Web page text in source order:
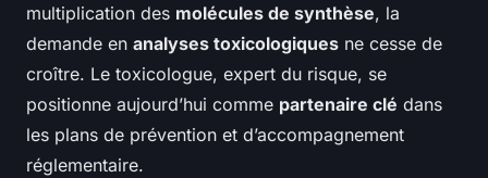
multiplication des molécules de synthèse, la
demande en analyses toxicologiques ne cesse de
croître. Le toxicologue, expert du risque, se
positionne aujourd’hui comme partenaire clé dans
les plans de prévention et d’accompagnement
réglementaire.